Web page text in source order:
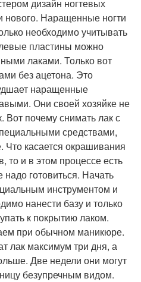
дизайн ногтевых
нового. Наращенные ногти
необходимо учитывать
пластины можно
лаками. Только вот
без ацетона. Это
наращенные
Они своей хозяйке не
Вот почему снимать лак с
средствами,
касается окрашивания
то и в этом процессе есть
готовиться. Начать
инструментом и
нанести базу и только
к покрытию лаком.
при обычном маникюре.
лак максимум три дня, а
Две недели они могут
безупречным видом.